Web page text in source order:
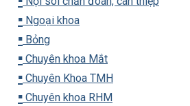
▪️ Ngoại khoa
▪️ Bỏng
▪️ Chuyên khoa Mắt
▪️ Chuyên Khoa TMH
▪️ Chuyên khoa RHM